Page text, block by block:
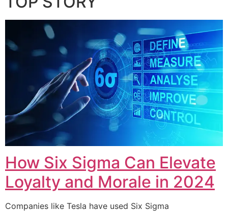
How Six Sigma Can Elevate
Loyalty and Morale in 2024
Companies like Tesla have used Six Sigma